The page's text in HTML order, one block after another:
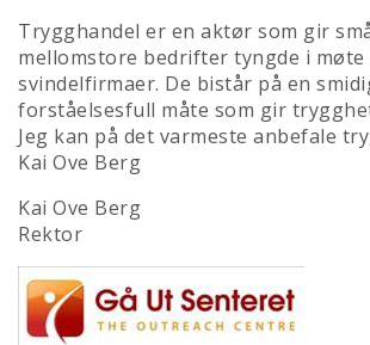
Trygghandel er en aktør som gir
mellomstore bedrifter tyngde i møte
svindelfirmaer. De bistår på en
forståelsesfull måte som gir
Jeg kan på det varmeste anbefale
Kai Ove Berg
Kai Ove Berg
Rektor